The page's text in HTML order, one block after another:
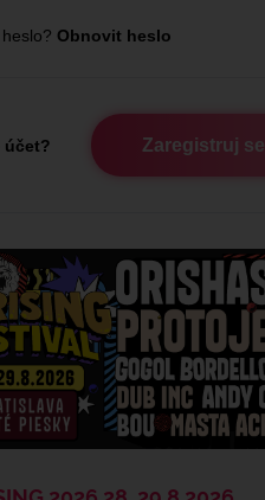
Obnovit heslo
účet? Zaregistruj se